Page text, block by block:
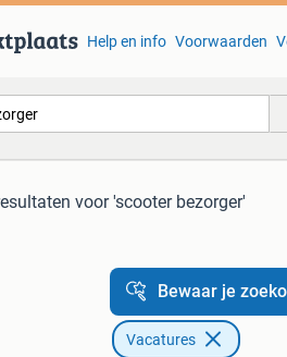
Help en info Voorwaarden
voor 'scooter bezorger'
Bewaar je
Vacatures